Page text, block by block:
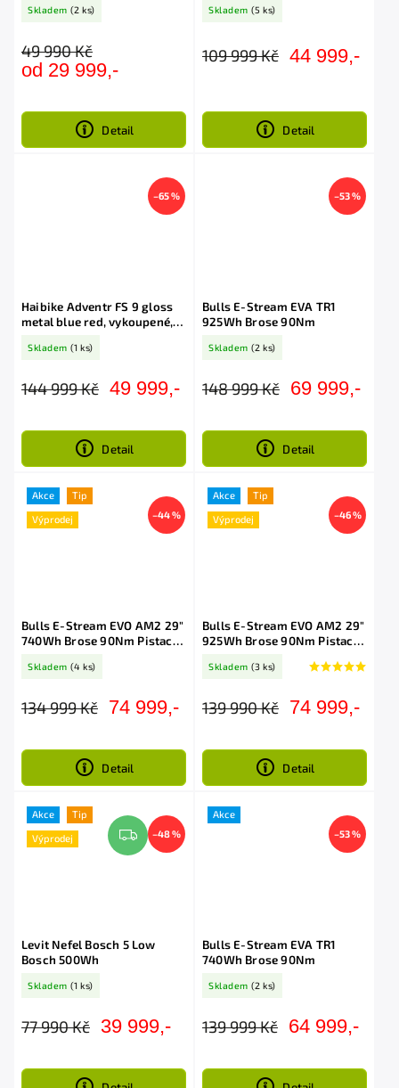
Skladem (2 ks)
49 990 Kč
od 29 999,-
Detail
Skladem (5 ks)
109 999 Kč 44 999,-
Detail
–65 %
Haibike Adventr FS 9 gloss
metal blue red, vykoupené,
Skladem (1 ks)
144 999 Kč 49 999,-
Detail
–53 %
Bulls E-Stream EVA TR1
925Wh Brose 90Nm
Skladem (2 ks)
148 999 Kč 69 999,-
Detail
Akce Tip
Výprodej –44 %
Bulls E-Stream EVO AM2 29"
740Wh Brose 90Nm Pistacio
Skladem (4 ks)
134 999 Kč 74 999,-
Detail
Akce Tip
Výprodej –46 %
Bulls E-Stream EVO AM2 29"
925Wh Brose 90Nm Pistacio
Skladem (3 ks)
139 990 Kč 74 999,-
Detail
Akce Tip
Výprodej –48 %
Levit Nefel Bosch 5 Low
Bosch 500Wh
Skladem (1 ks)
77 990 Kč 39 999,-
Akce
–53 %
Bulls E-Stream EVA TR1
740Wh Brose 90Nm
Skladem (2 ks)
139 999 Kč 64 999,-